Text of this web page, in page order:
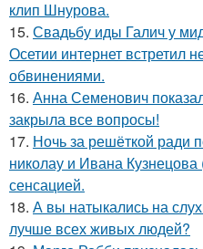
клип Шнурова.
15. Свадьбу иды Галич у
Осетии интернет встретил
обвинениями.
16. Анна Семенович
закрыла все вопросы!
17. Ночь за решёткой ради
николау и Ивана
сенсацией.
18. А вы натыкались на
лучше всех живых людей?